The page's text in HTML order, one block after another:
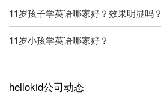
11岁孩子学英语哪家好？效果明显吗？
11岁小孩学英语哪家好？
hellokid公司动态